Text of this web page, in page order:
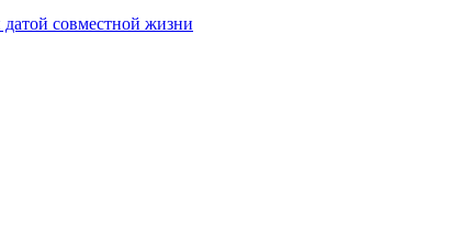
совместной жизни